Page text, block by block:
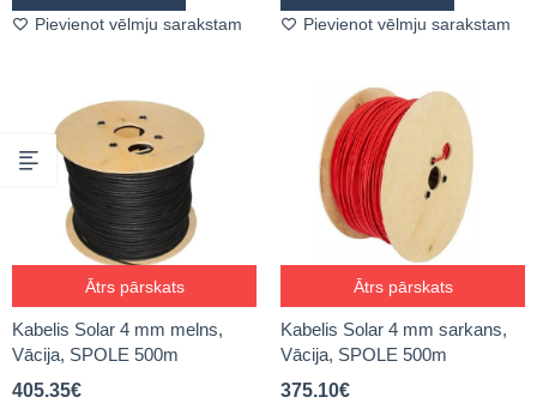
Pievienot vēlmju sarakstam Pievienot vēlmju sarakstam
Ātrs pārskats
Kabelis Solar 4 mm melns,
Vācija, SPOLE 500m
405.35€
Ātrs pārskats
Kabelis Solar 4 mm sarkans,
Vācija, SPOLE 500m
375.10€